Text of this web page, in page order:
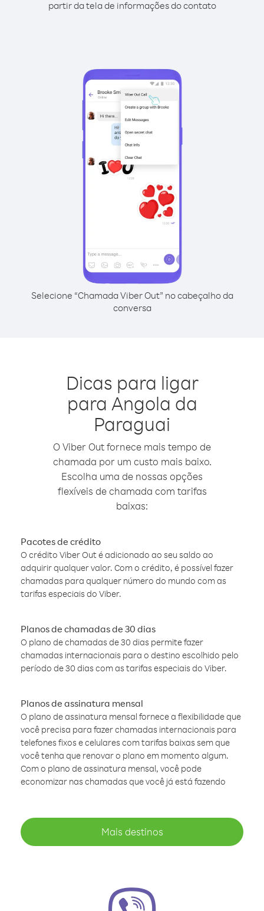
partir da tela de informações do contato
Selecione “Chamada Viber Out” no cabeçalho da
conversa
Dicas para ligar
para Angola da
Paraguai
O Viber Out fornece mais tempo de
chamada por um custo mais baixo.
Escolha uma de nossas opções
flexíveis de chamada com tarifas
baixas:
Pacotes de crédito
O crédito Viber Out é adicionado ao seu saldo ao
adquirir qualquer valor. Com o crédito, é possível fazer
chamadas para qualquer número do mundo com as
tarifas especiais do Viber.
Planos de chamadas de 30 dias
O plano de chamadas de 30 dias permite fazer
chamadas internacionais para o destino escolhido pelo
período de 30 dias com as tarifas especiais do Viber.
Planos de assinatura mensal
O plano de assinatura mensal fornece a flexibilidade que
você precisa para fazer chamadas internacionais para
telefones fixos e celulares com tarifas baixas sem que
você tenha que renovar o plano em momento algum.
Com o plano de assinatura mensal, você pode
economizar nas chamadas que você já está fazendo
Mais destinos